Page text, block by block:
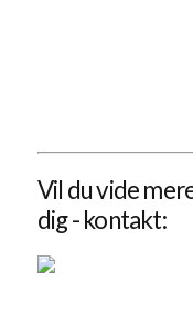
Vil du vide
dig - kontakt: